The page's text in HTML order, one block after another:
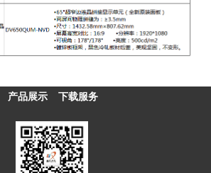
产品展示 下载服务